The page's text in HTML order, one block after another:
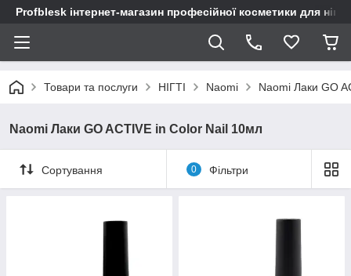
Profblesk інтернет-магазин професійної косметики для
Товари та послуги НІГТІ Naomi Naomi Лаки GO
Naomi Лаки GO ACTIVE in Color Nail 10мл
Сортування 0 Фільтри